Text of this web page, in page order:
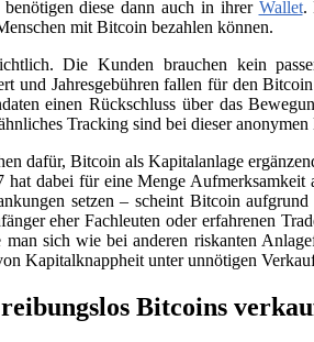
benötigen diese dann auch in ihrer Wallet.
mit Bitcoin bezahlen können.
Die Kunden brauchen kein
und Jahresgebühren fallen für den
einen Rückschluss über das
Tracking sind bei dieser
dafür, Bitcoin als Kapitalanlage
dabei für eine Menge
setzen – scheint Bitcoin
eher Fachleuten oder erfahrenen
sich wie bei anderen riskanten
Kapitalknappheit unter unnötigen
Bitcoins